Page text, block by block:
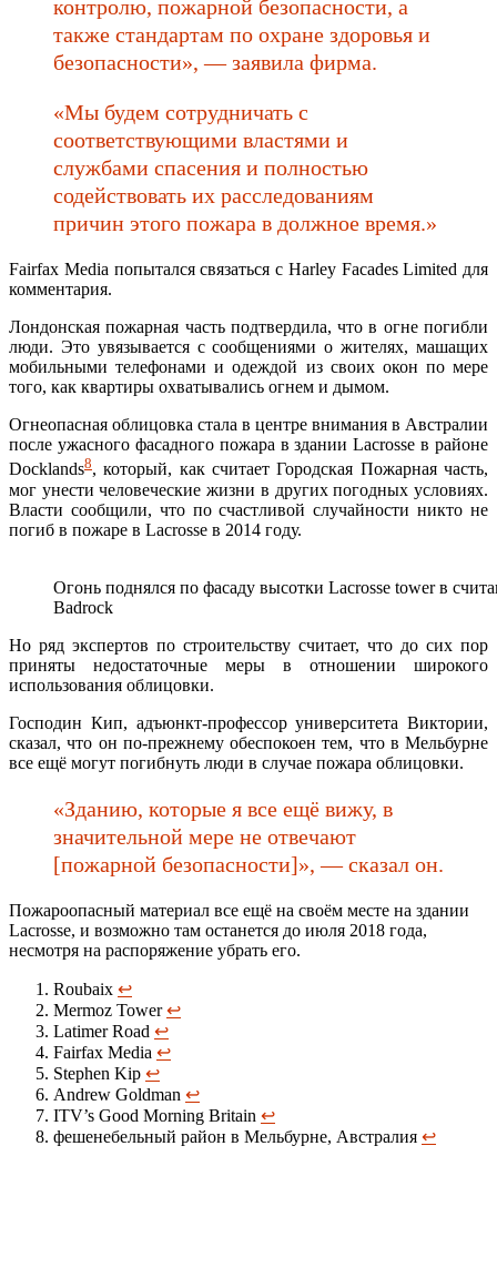
контролю, пожарной безопасности, а
также стандартам по охране здоровья и
безопасности», — заявила фирма.
«Мы будем сотрудничать с
соответствующими властями и
службами спасения и полностью
содействовать их расследованиям
причин этого пожара в должное время.»
Fairfax Media попытался связаться с Harley Facades Limited для
комментария.
Лондонская пожарная часть подтвердила, что в огне погибли
люди. Это увязывается с сообщениями о жителях, машащих
мобильными телефонами и одеждой из своих окон по мере
того, как квартиры охватывались огнем и дымом.
Огнеопасная облицовка стала в центре внимания в Австралии
после ужасного фасадного пожара в здании Lacrosse в районе
Docklands8, который, как считает Городская Пожарная часть,
мог унести человеческие жизни в других погодных условиях.
Власти сообщили, что по счастливой случайности никто не
погиб в пожаре в Lacrosse в 2014 году.
Огонь поднялся по фасаду высотки Lacrosse tower в
Badrock
Но ряд экспертов по строительству считает, что до сих пор
приняты недостаточные меры в отношении широкого
использования облицовки.
Господин Кип, адъюнкт-профессор университета Виктории,
сказал, что он по-прежнему обеспокоен тем, что в Мельбурне
все ещё могут погибнуть люди в случае пожара облицовки.
«Зданию, которые я все ещё вижу, в
значительной мере не отвечают
[пожарной безопасности]», — сказал он.
Пожароопасный материал все ещё на своём месте на здании
Lacrosse, и возможно там останется до июля 2018 года,
несмотря на распоряжение убрать его.
Roubaix ↩
Mermoz Tower↩
Latimer Road ↩
Fairfax Media ↩
Stephen Kip ↩
Andrew Goldman ↩
ITV’s Good Morning Britain ↩
фешенебельный район в Мельбурне, Австралия ↩